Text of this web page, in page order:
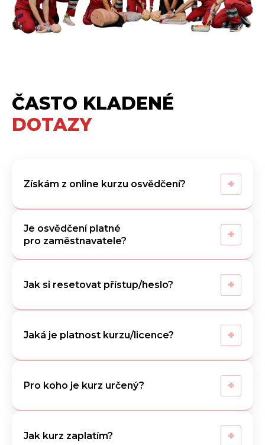
ČASTO KLADENÉ
DOTAZY
Získám z online kurzu osvědčení? +
Je osvědčení platné
pro zaměstnavatele?
+
Jak si resetovat přístup/heslo? +
Jaká je platnost kurzu/licence? +
Pro koho je kurz určený? +
Jak kurz zaplatím? +